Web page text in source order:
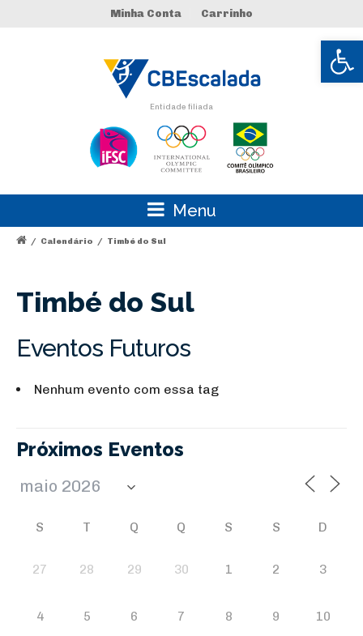
Abrir
Minha Conta Carrinho
Entidade filiada
Menu
/ Calendário / Timbé do Sul
Timbé do Sul
Eventos Futuros
Nenhum evento com essa tag
Próximos Eventos
S T Q Q S S D
27 28 29 30 1 2 3
4 5 6 7 8 9 10